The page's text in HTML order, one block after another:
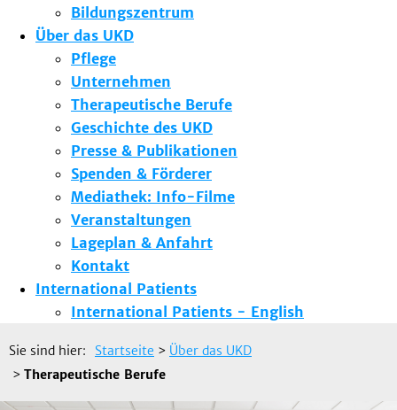
Bildungszentrum
Über das UKD
Pflege
Unternehmen
Therapeutische Berufe
Geschichte des UKD
Presse & Publikationen
Spenden & Förderer
Mediathek: Info-Filme
Veranstaltungen
Lageplan & Anfahrt
Kontakt
International Patients
International Patients - English
Sie sind hier: Startseite > Über das UKD
> Therapeutische Berufe